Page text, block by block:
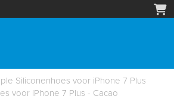
Siliconenhoes voor iPhone 7 Plus
voor iPhone 7 Plus - Cacao